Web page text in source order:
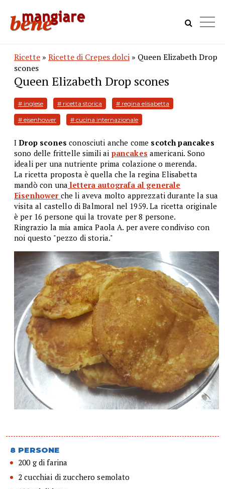
Ricette » Ricette di Crepes dolci » Queen Elizabeth Drop
scones
Queen Elizabeth Drop scones
# inglese # ricetta storica # regina elisabetta
# eisenhower # cucina internazionale
IDrop scones conosciuti anche come scotch pancakes
sono delle frittelle simili ai pancakes americani. Sono
ideali per una nutriente prima colazione o merenda.
La ricetta proposta è quella che la regina Elisabetta
mandò con una lettera autografa al generale
Eisenhower che li aveva molto apprezzati durante la sua
visita al castello di Balmoral nel 1959. La ricetta originale
è per 16 persone qui la trovate per 8 persone.
Ringrazio la mia amica Paola A. per avere condiviso con
noi questo "pezzo di storia."
8 PERSONE
200 g di farina
2 cucchiai di zucchero semolato